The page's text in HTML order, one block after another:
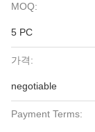
MOQ:
5 PC
가격:
negotiable
Payment Terms: